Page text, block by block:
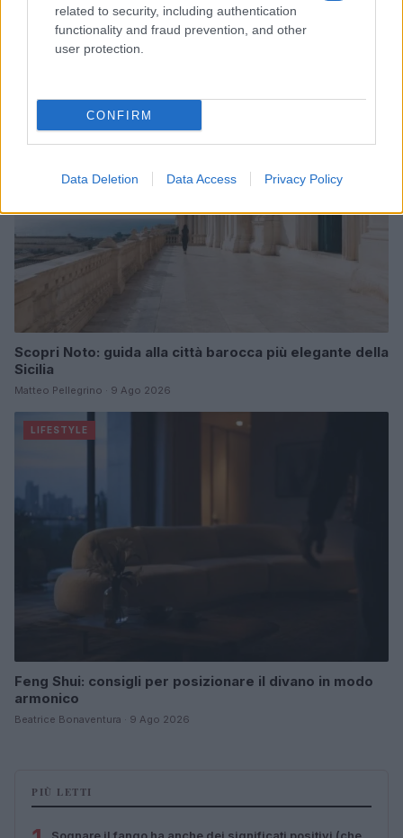
related to security, including authentication
functionality and fraud prevention, and other
user protection.
CONFIRM
Data Deletion Data Access Privacy Policy
Guida step-by-step per un’immagine pubblica
credibile e glam
LIFESTYLE
Scopri Noto: guida alla città barocca più elegante della
Sicilia
Matteo Pellegrino · 9 Ago 2026
LIFESTYLE
Feng Shui: consigli per posizionare il divano in modo
armonico
Beatrice Bonaventura · 9 Ago 2026
PIÙ LETTI
Sognare il fango ha anche dei significati positivi (che